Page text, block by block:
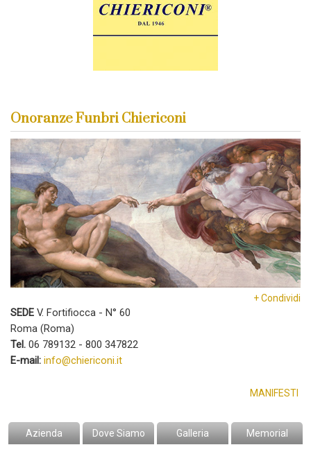
Onoranze Funbri Chiericoni
+ Condividi
SEDE V. Fortifiocca - N° 60
Roma (Roma)
Tel. 06 789132 - 800 347822
E-mail: info@chiericoni.it
MANIFESTI
Azienda Dove Siamo Galleria Memorial